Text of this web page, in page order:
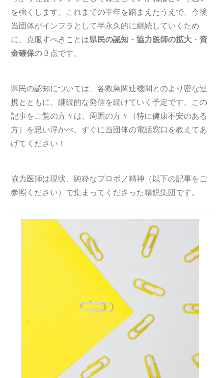
を強くします。これまでの半年を踏まえたうえで、今後
当団体がインフラとして半永久的に継続していくため
に、克服すべきことは県民の認知 ・協力医師の拡大 ・ 資
金確保の３点です。
県民の認知については、各救急関連機関とのより密な連
携とともに、継続的な発信を続けていく予定です。この
記事をご覧の方々は、周囲の方々（特に健康不安のある
方）を思い浮かべ、すぐに当団体の電話窓口を教えてあ
げてください！
協力医師は現状、純粋なプロボノ精神（以下の記事をご
参照ください）で集まってくださった精鋭集団です。